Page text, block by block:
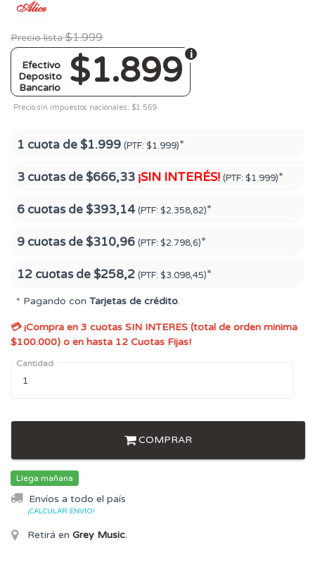
Precio lista $1.999
$1.899
Efectivo
Deposito
Bancario
Precio sin impuestos nacionales: $1.569
1 cuota de$1.999 (PTF: $1.999)*
3 cuotas de$666,33 ¡SIN INTERÉS! (PTF: $1.999)*
6 cuotas de$393,14 (PTF: $2.358,82)*
9 cuotas de$310,96 (PTF: $2.798,6)*
12 cuotas de$258,2 (PTF: $3.098,45)*
* Pagando con Tarjetas de crédito.
💳 ¡Compra en 3 cuotas SIN INTERES (total de orden minima
$100.000) o en hasta 12 Cuotas Fijas!
Cantidad
COMPRAR
Llega mañana
Envíos a todo el país
¡CALCULAR ENVÍO!
Retirá en Grey Music.